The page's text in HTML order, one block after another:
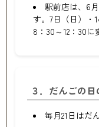
駅前店は、6
す。7日（日）・
8：30～12：30に
３．だんごの
毎月21日はだ